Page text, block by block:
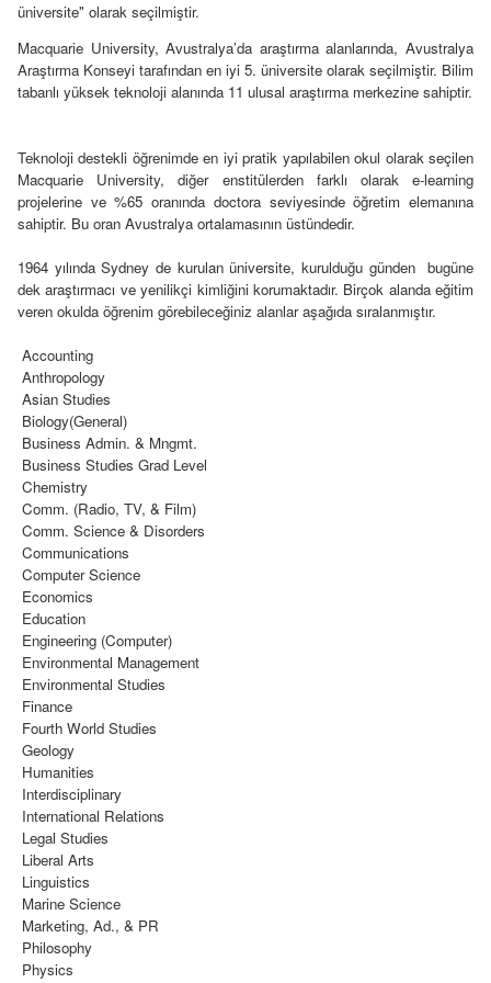
üniversite" olarak seçilmiştir.
Macquarie University, Avustralya’da araştırma alanlarında, Avustralya
Araştırma Konseyi tarafından en iyi 5. üniversite olarak seçilmiştir. Bilim
tabanlı yüksek teknoloji alanında 11 ulusal araştırma merkezine sahiptir.
Teknoloji destekli öğrenimde en iyi pratik yapılabilen okul olarak seçilen
Macquarie University, diğer enstitülerden farklı olarak e-learning
projelerine ve %65 oranında doctora seviyesinde öğretim elemanına
sahiptir. Bu oran Avustralya ortalamasının üstündedir.
1964 yılında Sydney de kurulan üniversite, kurulduğu günden bugüne
dek araştırmacı ve yenilikçi kimliğini korumaktadır. Birçok alanda eğitim
veren okulda öğrenim görebileceğiniz alanlar aşağıda sıralanmıştır.
Accounting
Anthropology
Asian Studies
Biology(General)
Business Admin. & Mngmt.
Business Studies Grad Level
Chemistry
Comm. (Radio, TV, & Film)
Comm. Science & Disorders
Communications
Computer Science
Economics
Education
Engineering (Computer)
Environmental Management
Environmental Studies
Finance
Fourth World Studies
Geology
Humanities
Interdisciplinary
International Relations
Legal Studies
Liberal Arts
Linguistics
Marine Science
Marketing, Ad., & PR
Philosophy
Physics